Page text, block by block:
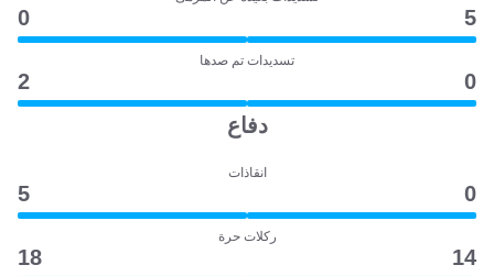
5
0
تسديدات تم صدها
0
2
دفاع
انقاذات
0
5
ركلات حرة
14
18